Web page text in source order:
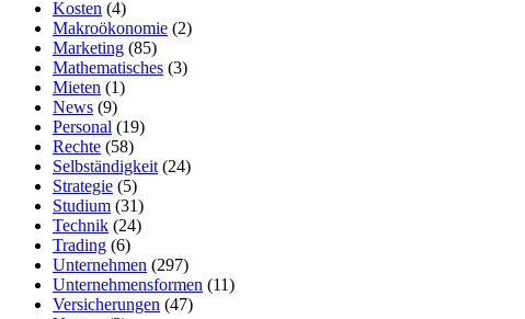
Kosten (4)
Makroökonomie (2)
Marketing (85)
Mathematisches (3)
Mieten (1)
News (9)
Personal (19)
Rechte (58)
Selbständigkeit (24)
Strategie (5)
Studium (31)
Technik (24)
Trading (6)
Unternehmen (297)
Unternehmensformen (11)
Versicherungen (47)